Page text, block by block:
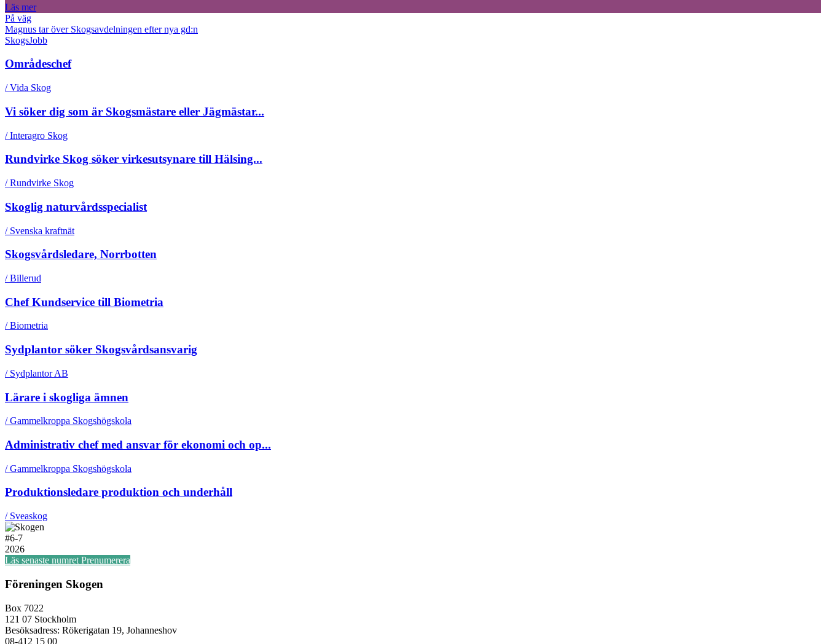
Läs mer
På väg
Magnus tar över Skogsavdelningen efter nya gd:n
SkogsJobb
Områdeschef
/ Vida Skog
Vi söker dig som är Skogsmästare eller Jägmästar...
/ Interagro Skog
Rundvirke Skog söker virkesutsynare till Hälsing...
/ Rundvirke Skog
Skoglig naturvårdsspecialist
/ Svenska kraftnät
Skogsvårdsledare, Norrbotten
/ Billerud
Chef Kundservice till Biometria
/ Biometria
Sydplantor söker Skogsvårdsansvarig
/ Sydplantor AB
Lärare i skogliga ämnen
/ Gammelkroppa Skogshögskola
Administrativ chef med ansvar för ekonomi och op...
/ Gammelkroppa Skogshögskola
Produktionsledare produktion och underhåll
/ Sveaskog
#6-7
2026
Läs senaste numret Prenumerera
Föreningen Skogen
Box 7022
121 07 Stockholm
Besöksadress: Rökerigatan 19, Johanneshov
08-412 15 00